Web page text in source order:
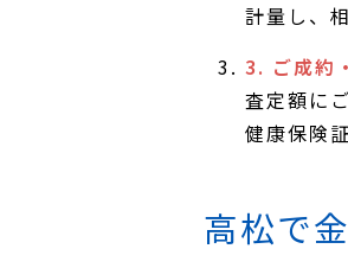
計量し、
3. ご成約
査定額に
健康保険
高松で